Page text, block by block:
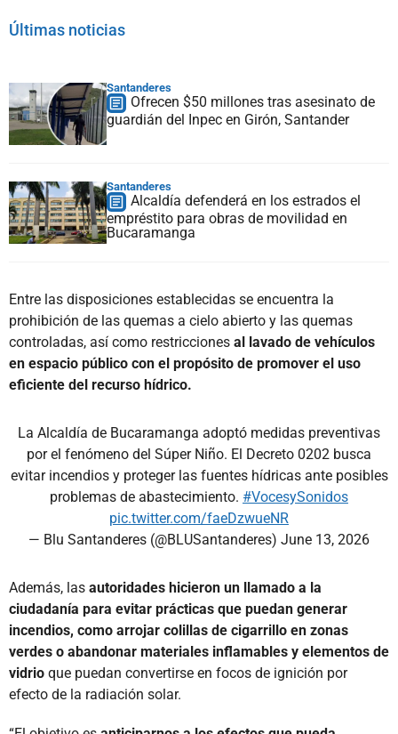
Últimas noticias
Santanderes
Ofrecen $50 millones tras asesinato de
guardián del Inpec en Girón, Santander
Santanderes
Alcaldía defenderá en los estrados el
empréstito para obras de movilidad en
Bucaramanga
Entre las disposiciones establecidas se encuentra la
prohibición de las quemas a cielo abierto y las quemas
controladas, así como restricciones al lavado de vehículos
en espacio público con el propósito de promover el uso
eficiente del recurso hídrico.
La Alcaldía de Bucaramanga adoptó medidas preventivas
por el fenómeno del Súper Niño. El Decreto 0202 busca
evitar incendios y proteger las fuentes hídricas ante posibles
problemas de abastecimiento. #VocesySonidos
pic.twitter.com/faeDzwueNR
— Blu Santanderes (@BLUSantanderes) June 13, 2026
Además, las autoridades hicieron un llamado a la
ciudadanía para evitar prácticas que puedan generar
incendios, como arrojar colillas de cigarrillo en zonas
verdes o abandonar materiales inflamables y elementos de
vidrio que puedan convertirse en focos de ignición por
efecto de la radiación solar.